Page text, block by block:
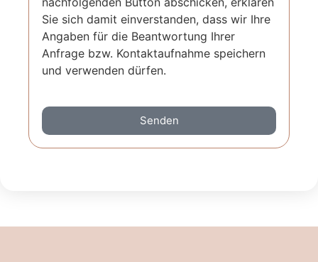
Sie sich damit einverstanden, dass wir Ihre
Angaben für die Beantwortung Ihrer
Anfrage bzw. Kontaktaufnahme speichern
und verwenden dürfen.
Senden